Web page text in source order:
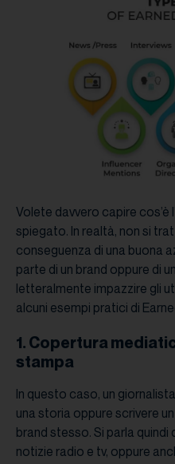
Volete davvero capire cos’è
spiegato. In realtà, non si
conseguenza di una buona
parte di un brand oppure di
letteralmente impazzire gli
alcuni esempi pratici di
1. Copertura
stampa
In questo caso, un
una storia oppure scrivere
brand stesso. Si parla quindi
notizie radio e tv, oppure